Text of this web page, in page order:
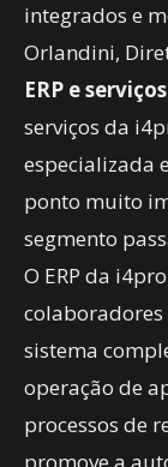
integrados e
Orlandini,
ERP e
serviços da
especializada
ponto muito
segmento
O ERP da
colaboradores
sistema
operação de
processos de